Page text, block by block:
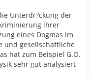
Unterdr?ckung der
ihrer
eines Dogmas im
und gesellschaftliche
hat zum Beispiel G.O.
sehr gut analysiert